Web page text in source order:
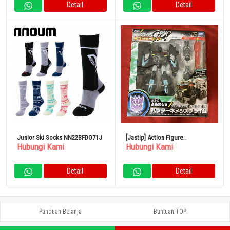
Buatan Jepang
Detail Detail
Junior Ski Socks NN22BFDO71J
Hubungi Kami
Detail
[Jastip] Action Figure
Transformers GO Edisi Terbatas
Nemesis Prime
Hubungi Kami
Detail
Panduan Belanja Bantuan TOP